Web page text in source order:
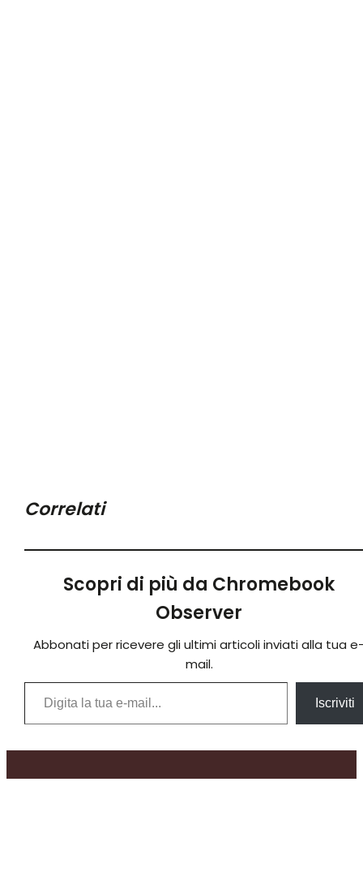
Correlati
Scopri di più da Chromebook
Observer
Abbonati per ricevere gli ultimi articoli inviati alla tua
mail.
Digita la tua e-mail...
Iscriviti